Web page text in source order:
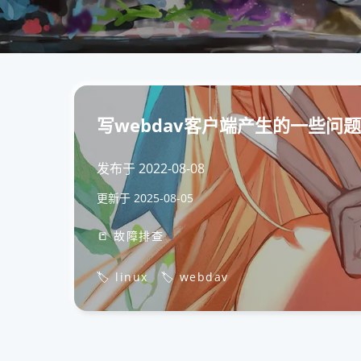
写webdav客户端产生的一些问题
发布于2022-08-08
更新于 2025-08-05
📒 故障排查
🏷️ linux 🏷️ webdav